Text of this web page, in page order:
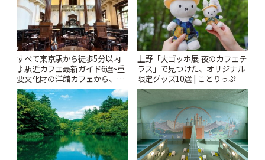
すべて東京駅から徒歩5分以内
♪駅近カフェ最新ガイド6選~重
要文化財の洋館カフェから、改
札すぐのレトロ喫茶まで~ | こと
りっぷ
上野「大ゴッホ展 夜のカフェテ
ラス」で見つけた、オリジナル
限定グッズ10選 | ことりっぷ